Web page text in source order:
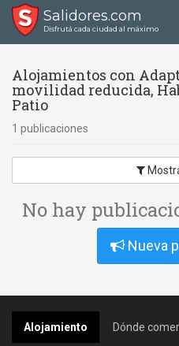
Salidores.com
Disfrutá cada ciudad al máximo
Alojamientos con
movilidad reducida,
Patio
1 publicaciones
No hay
Nueva
Alojamiento Dónde comer